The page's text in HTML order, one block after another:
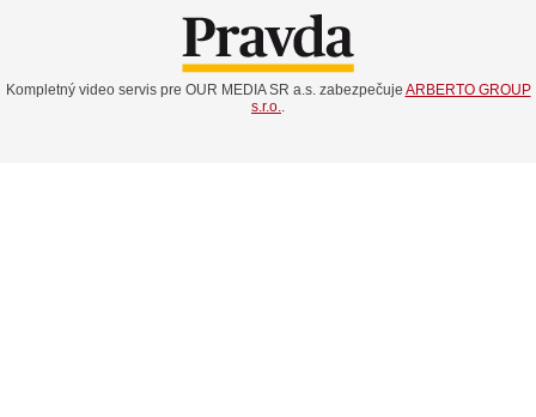
Kompletný video servis pre OUR MEDIA SR a.s. zabezpečuje ARBERTO GROUP
s.r.o..